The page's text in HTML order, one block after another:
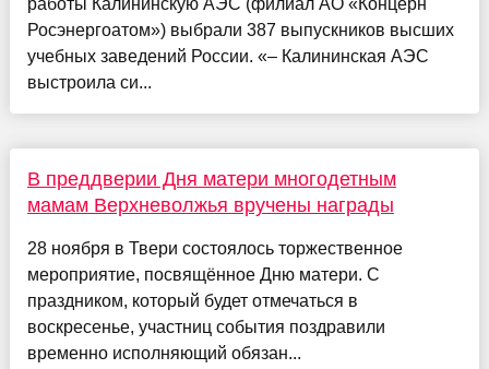
работы Калининскую АЭС (филиал АО «Концерн
Росэнергоатом») выбрали 387 выпускников высших
учебных заведений России. «– Калининская АЭС
выстроила си...
В преддверии Дня матери многодетным
мамам Верхневолжья вручены награды
28 ноября в Твери состоялось торжественное
мероприятие, посвящённое Дню матери. С
праздником, который будет отмечаться в
воскресенье, участниц события поздравили
временно исполняющий обязан...